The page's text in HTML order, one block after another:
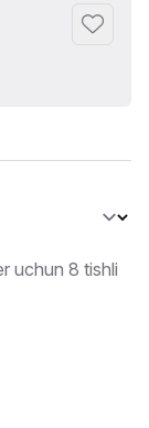
uchun 8 tishli